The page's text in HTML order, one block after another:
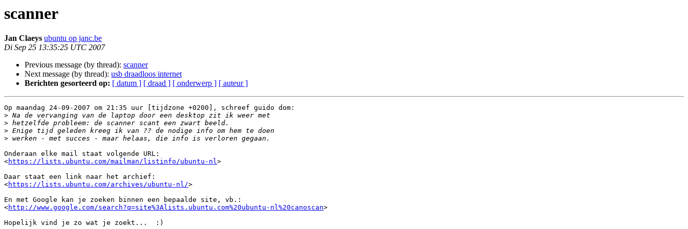
scanner
Jan Claeys ubuntu op janc.be
Di Sep 25 13:35:25 UTC 2007
Previous message (by thread): scanner
Next message (by thread): usb draadloos internet
Berichten gesorteerd op: [ datum ] [ draad ] [ onderwerp ] [ auteur ]
Op maandag 24-09-2007 om 21:35 uur [tijdzone +0200], schreef guido dom:
>
>
>
>
Onderaan elke mail staat volgende URL:
<https://lists.ubuntu.com/mailman/listinfo/ubuntu-nl>
Daar staat een link naar het archief:
<https://lists.ubuntu.com/archives/ubuntu-nl/>
En met Google kan je zoeken binnen een bepaalde site, vb.:
<http://www.google.com/search?q=site%3Alists.ubuntu.com%20ubuntu-nl%20canoscan>
Hopelijk vind je zo wat je zoekt...  :)